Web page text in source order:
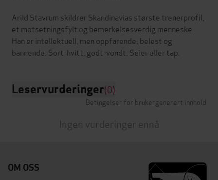
Arild Stavrum skildrer Skandinavias største trenerprofil,
et motsetningsfylt og bemerkelsesverdig menneske.
Han er intellektuell, men oppfarende; belest og
Leservurderinger(0)
Betingelser for brukergenerert innhold
Ingen vurderinger ennå
OM OSS